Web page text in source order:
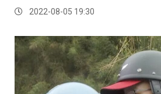
2022-08-05 19:30